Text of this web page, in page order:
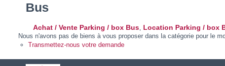
Bus
Achat / Vente Parking / box Bus Location Parking / box
Nous n'avons pas de biens à vous proposer dans la catégorie pour le
Transmettez-nous votre demande